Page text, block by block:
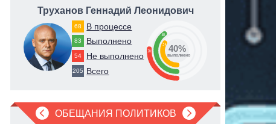
Труханов Геннадий Леонидович
68 В процессе
83 Выполнено
54 Не выполнено
205 Всего
26
40
34 40%
выполнено
ОБЕЩАНИЯ ПОЛИТИКОВ